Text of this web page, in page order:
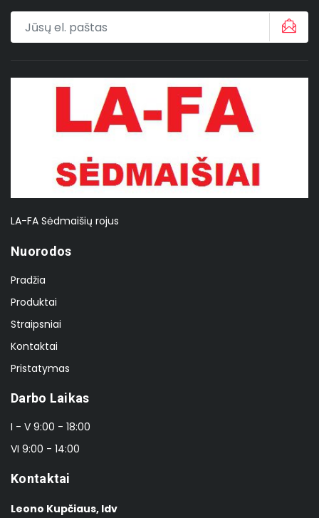
LA-FA Sėdmaišių rojus
Nuorodos
Pradžia
Produktai
Straipsniai
Kontaktai
Pristatymas
Darbo Laikas
I - V 9:00 - 18:00
VI 9:00 - 14:00
Kontaktai
Leono Kupčiaus, Idv